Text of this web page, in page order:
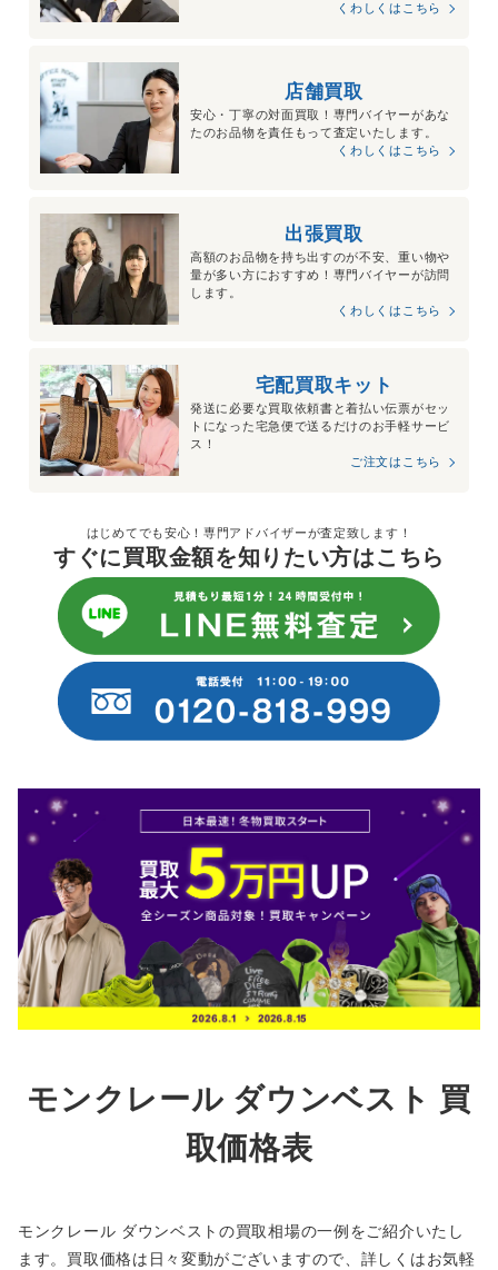
くわしくはこちら
店舗買取
安心・丁寧の対面買取！専門バイヤーがあな
たのお品物を責任もって査定いたします。
くわしくはこちら
出張買取
高額のお品物を持ち出すのが不安、重い物や
量が多い方におすすめ！専門バイヤーが訪問
します。
くわしくはこちら
宅配買取キット
発送に必要な買取依頼書と着払い伝票がセッ
トになった宅急便で送るだけのお手軽サービ
ス！
ご注文はこちら
はじめてでも安心！専門アドバイザーが査定致します！
すぐに買取金額を知りたい方はこちら
モンクレール ダウンベスト 買
取価格表
モンクレール ダウンベストの買取相場の一例をご紹介いたし
ます。買取価格は日々変動がございますので、詳しくはお気軽